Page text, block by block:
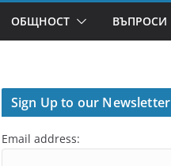
ОБЩНОСТ ВЪПРОСИ
Sign Up to our Newsletter
Email address: